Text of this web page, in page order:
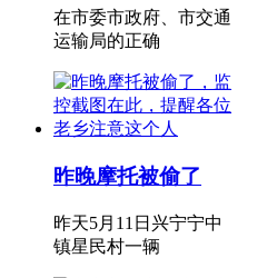
在市委市政府、市交通
运输局的正确
昨晚摩托被偷了
昨天5月11日兴宁宁中
镇星民村一辆